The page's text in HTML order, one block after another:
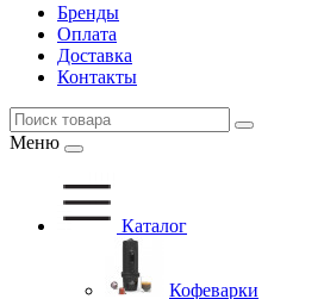
Бренды
Оплата
Доставка
Контакты
Меню
Каталог
Кофеварки